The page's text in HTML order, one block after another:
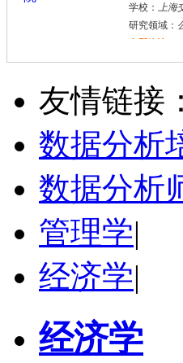
学校： 上海
研究领域：
立即咨询
万志宏
硕导
学校：南开
立即咨询
友情链接：
数据分析
数据分析
管理学|
经济学|
经济学